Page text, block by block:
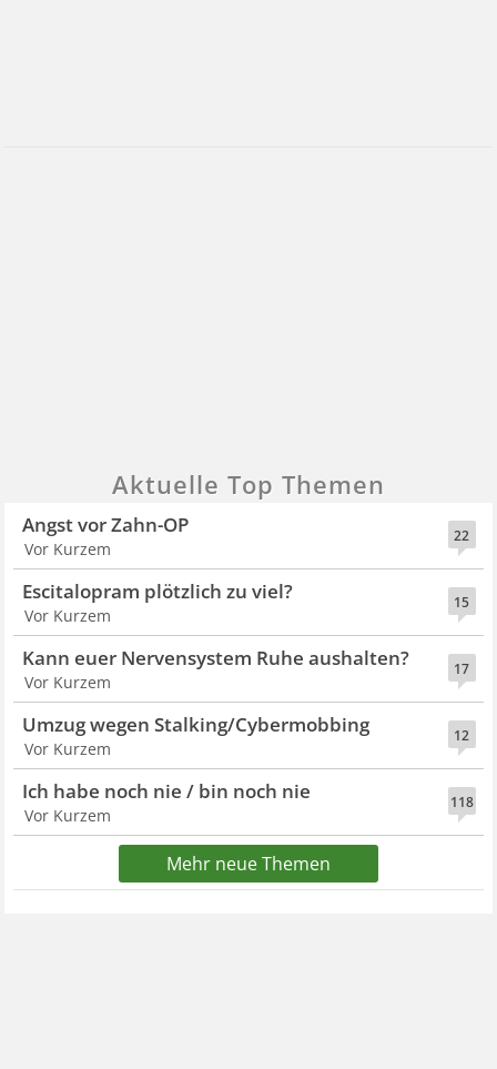
Aktuelle Top Themen
22
Angst vor Zahn-OP
Vor Kurzem
15
Escitalopram plötzlich zu viel?
Vor Kurzem
17
Kann euer Nervensystem Ruhe aushalten?
Vor Kurzem
12
Umzug wegen Stalking/Cybermobbing
Vor Kurzem
118
Ich habe noch nie / bin noch nie
Vor Kurzem
Mehr neue Themen